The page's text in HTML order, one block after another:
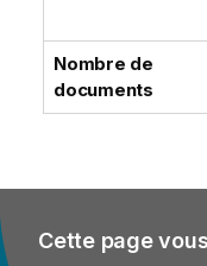
Nombre de
documents
Cette page